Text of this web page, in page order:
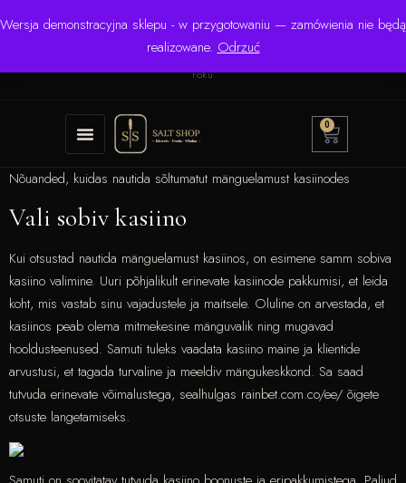
Wersja demonstracyjna sklepu - w przygotowaniu — zamówienia nie będą
realizowane. Odrzuć
☎ +48 506 504 900
✉
krzysztof.lipinski@salinarium.com
Pon.–Pt. 8:00–16:00 | Bezpośredni importer od 1999
roku
0
Nõuanded, kuidas nautida sõltumatut mänguelamust kasiinodes
Vali sobiv kasiino
Kui otsustad nautida mänguelamust kasiinos, on esimene samm sobiva
kasiino valimine. Uuri põhjalikult erinevate kasiinode pakkumisi, et leida
koht, mis vastab sinu vajadustele ja maitsele. Oluline on arvestada, et
kasiinos peab olema mitmekesine mänguvalik ning mugavad
hooldusteenused. Samuti tuleks vaadata kasiino maine ja klientide
arvustusi, et tagada turvaline ja meeldiv mängukeskkond. Sa saad
tutvuda erinevate võimalustega, sealhulgas rainbet.com.co/ee/ õigete
otsuste langetamiseks.